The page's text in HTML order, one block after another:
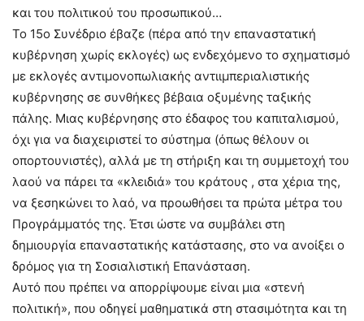
και του πολιτικού του προσωπικού…
Το 15ο Συνέδριο έβαζε (πέρα από την επαναστατική
κυβέρνηση χωρίς εκλογές) ως ενδεχόμενο το σχηματισμό
με εκλογές αντιμονοπωλιακής αντιιμπεριαλιστικής
κυβέρνησης σε συνθήκες βέβαια οξυμένης ταξικής
πάλης. Μιας κυβέρνησης στο έδαφος του καπιταλισμού,
όχι για να διαχειριστεί το σύστημα (όπως θέλουν οι
οπορτουνιστές), αλλά με τη στήριξη και τη συμμετοχή του
λαού να πάρει τα «κλειδιά» του κράτους , στα χέρια της,
να ξεσηκώνει το λαό, να προωθήσει τα πρώτα μέτρα του
Προγράμματός της. Έτσι ώστε να συμβάλει στη
δημιουργία επαναστατικής κατάστασης, στο να ανοίξει ο
δρόμος για τη Σοσιαλιστική Επανάσταση.
Αυτό που πρέπει να απορρίψουμε είναι μια «στενή
πολιτική», που οδηγεί μαθηματικά στη στασιμότητα και τη